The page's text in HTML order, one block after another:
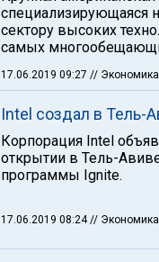
специализирующаяся
сектору высоких
самых
17.06.2019 09:27 // Экономика
Intel создал в Тель-
Корпорация Intel
открытии в Тель-
программы Ignite.
17.06.2019 08:24// Экономика